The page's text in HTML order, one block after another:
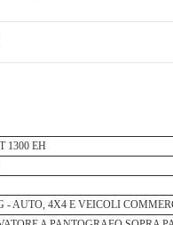
1300 EH
- AUTO, 4X4 E VEICOLI